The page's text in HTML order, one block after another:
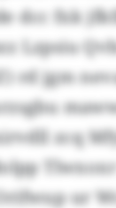
dcc fxk
Lzpsiu
rd jgm
zcq
ur